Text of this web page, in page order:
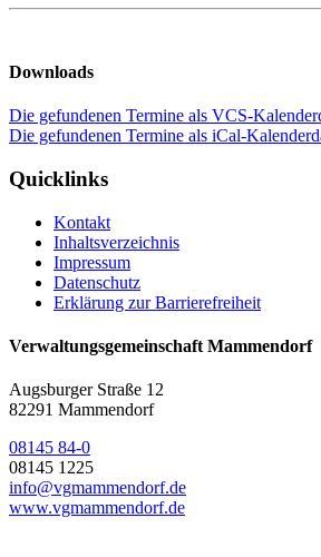
Downloads
Die gefundenen Termine als VCS-
Die gefundenen Termine als iCal-
Quicklinks
Kontakt
Inhaltsverzeichnis
Impressum
Datenschutz
Erklärung zur Barrierefreiheit
Verwaltungsgemeinschaft Mammendorf
Augsburger Straße 12
82291 Mammendorf
08145 84-0
08145 1225
info@vgmammendorf.de
www.vgmammendorf.de